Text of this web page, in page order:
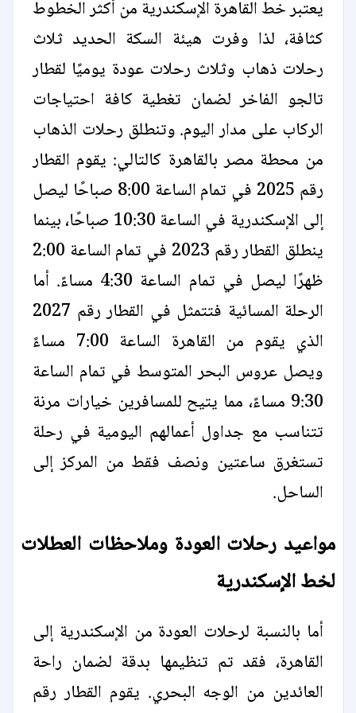
يعتبر خط القاهرة الإسكندرية من أكثر الخطوط
كثافة، لذا وفرت هيئة السكة الحديد ثلاث
رحلات ذهاب وثلاث رحلات عودة يوميًا لقطار
تالجو الفاخر لضمان تغطية كافة احتياجات
الركاب على مدار اليوم. وتنطلق رحلات الذهاب
من محطة مصر بالقاهرة كالتالي: يقوم القطار
رقم 2025 في تمام الساعة 8:00 صباحًا ليصل
إلى الإسكندرية في الساعة 10:30 صباحًا، بينما
ينطلق القطار رقم 2023 في تمام الساعة 2:00
ظهرًا ليصل في تمام الساعة 4:30 مساءً. أما
الرحلة المسائية فتتمثل في القطار رقم 2027
الذي يقوم من القاهرة الساعة 7:00 مساءً
ويصل عروس البحر المتوسط في تمام الساعة
9:30 مساءً، مما يتيح للمسافرين خيارات مرنة
تتناسب مع جداول أعمالهم اليومية في رحلة
تستغرق ساعتين ونصف فقط من المركز إلى
الساحل.
مواعيد رحلات العودة وملاحظات العطلات
لخط الإسكندرية
أما بالنسبة لرحلات العودة من الإسكندرية إلى
القاهرة، فقد تم تنظيمها بدقة لضمان راحة
العائدين من الوجه البحري. يقوم القطار رقم